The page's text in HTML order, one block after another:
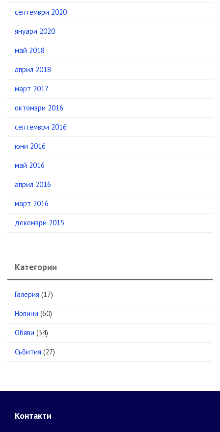
септември 2020
януари 2020
май 2018
април 2018
март 2017
октомври 2016
септември 2016
юни 2016
май 2016
април 2016
март 2016
декември 2015
Категории
Галерия (17)
Новини (60)
Обяви (34)
Събития (27)
Контакти